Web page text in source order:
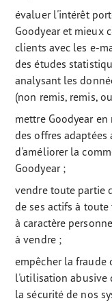
évaluer l'intérêt
Goodyear et mieux
clients avec les e-
des études
analysant les
(non remis, remis,
mettre Goodyear
des offres adaptées
d'améliorer la
Goodyear ;
vendre toute partie
de ses actifs à
à caractère
à vendre ;
empêcher la
l'utilisation abusive
la sécurité de nos